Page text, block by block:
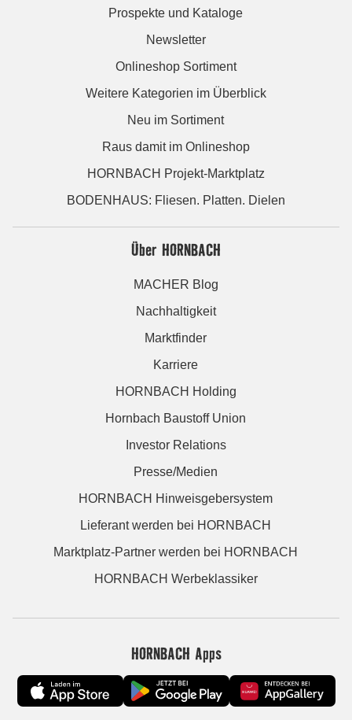
Prospekte und Kataloge
Newsletter
Onlineshop Sortiment
Weitere Kategorien im Überblick
Neu im Sortiment
Raus damit im Onlineshop
HORNBACH Projekt-Marktplatz
BODENHAUS: Fliesen. Platten. Dielen
Über HORNBACH
MACHER Blog
Nachhaltigkeit
Marktfinder
Karriere
HORNBACH Holding
Hornbach Baustoff Union
Investor Relations
Presse/Medien
HORNBACH Hinweisgebersystem
Lieferant werden bei HORNBACH
Marktplatz-Partner werden bei HORNBACH
HORNBACH Werbeklassiker
HORNBACH Apps